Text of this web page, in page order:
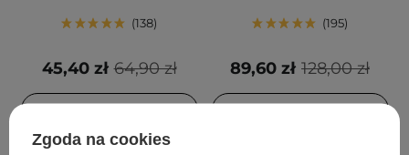
138
64,90 zł
45,40 zł
195
128,00 zł
89,60 zł
Zgoda na cookies